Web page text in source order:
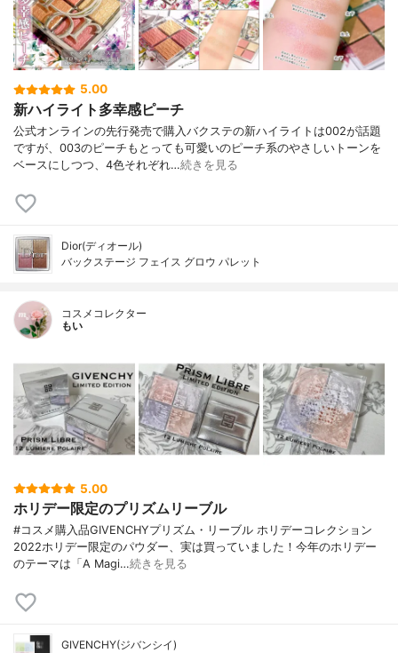
5.00
新ハイライト多幸感ピーチ
公式オンラインの先行発売で購入バクステの新ハイライトは002が話題
ですが、003のピーチもとっても可愛いのピーチ系のやさしいトーンを
ベースにしつつ、4色それぞれ…続きを見る
Dior(ディオール)
バックステージ フェイス グロウ パレット
コスメコレクター
もい
5.00
ホリデー限定のプリズムリーブル
#コスメ購入品GIVENCHYプリズム・リーブル ホリデーコレクション
2022ホリデー限定のパウダー、実は買っていました！今年のホリデー
のテーマは「A Magi…続きを見る
GIVENCHY(ジバンシイ)